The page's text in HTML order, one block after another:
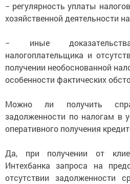
− регулярность уплаты
хозяйственной деятельности
− иные доказательства
налогоплательщика и
получении необоснованной
особенности фактических
Можно ли получить
задолженности по налогам в
оперативного получения
Да, при получении от
Интехбанка запроса на
отсутствии задолженности